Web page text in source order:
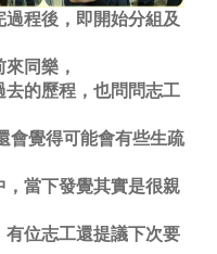
程後，即開始分組及
同樂，
的歷程，也問問志工
會覺得可能會有些生疏
當下發覺其實是很親
位志工還提議下次要